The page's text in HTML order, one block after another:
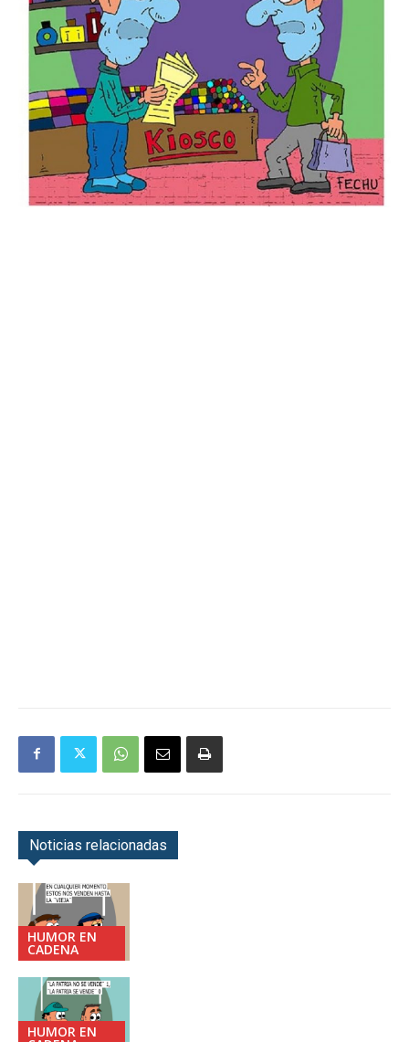
Noticias relacionadas
HUMOR EN
CADENA
HUMOR EN